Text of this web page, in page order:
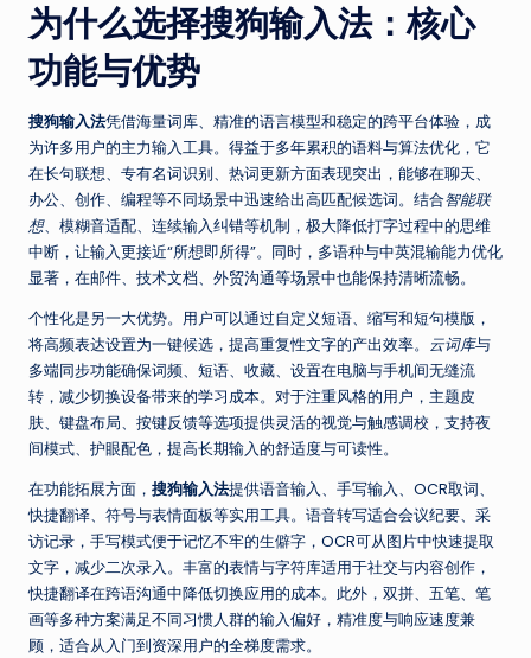
为什么选择搜狗输入法：核心
功能与优势
搜狗输入法凭借海量词库、精准的语言模型和稳定的跨平台体验，成
为许多用户的主力输入工具。得益于多年累积的语料与算法优化，它
在长句联想、专有名词识别、热词更新方面表现突出，能够在聊天、
办公、创作、编程等不同场景中迅速给出高匹配候选词。结合智能联
想、模糊音适配、连续输入纠错等机制，极大降低打字过程中的思维
中断，让输入更接近“所想即所得”。同时，多语种与中英混输能力优化
显著，在邮件、技术文档、外贸沟通等场景中也能保持清晰流畅。
个性化是另一大优势。用户可以通过自定义短语、缩写和短句模版，
将高频表达设置为一键候选，提高重复性文字的产出效率。
云词库与
多端同步功能确保词频、短语、收藏、设置在电脑与手机间无缝流
转，减少切换设备带来的学习成本。对于注重风格的用户，主题皮
肤、键盘布局、按键反馈等选项提供灵活的视觉与触感调校，支持夜
间模式、护眼配色，提高长期输入的舒适度与可读性。
在功能拓展方面， 搜狗输入法提供语音输入、手写输入、OCR取词、
快捷翻译、符号与表情面板等实用工具。语音转写适合会议纪要、采
访记录，手写模式便于记忆不牢的生僻字，OCR可从图片中快速提取
文字，减少二次录入。丰富的表情与字符库适用于社交与内容创作，
快捷翻译在跨语沟通中降低切换应用的成本。此外，双拼、五笔、笔
画等多种方案满足不同习惯人群的输入偏好，精准度与响应速度兼
顾，适合从入门到资深用户的全梯度需求。